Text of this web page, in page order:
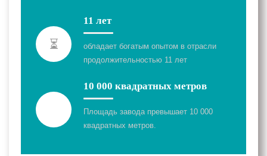
⏳
11 лет
обладает богатым опытом в отрасли
продолжительностью 11 лет
10 000 квадратных метров
Площадь завода превышает 10 000
квадратных метров.